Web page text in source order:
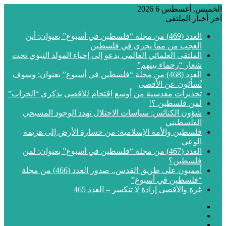
الخميس, أغسطس 6 2026
آخر أخبار الملتقى
العدد (469) من مجلة “فلسطين في أسبوع” بعنوان: أين
العجب من مما يجري في فلسطين
الملتقى العلمائي العالمي يدعو إلى إحياء المولد النبوي تحت
شعار “رحماء بينهم”
العدد (468) من مجلة “فلسطين في أسبوع” بعنوان: وسوف
تُسألون عن الأقصى
تحذيرات مقدسية من أوسع اقتحام للأقصى بذكرى “الخراب”
لمن فلسطين ؟!
شؤون الكنائس: سياسات الاحتلال تهدد الوجود المسيحي
الفلسطيني
فلسطين والأمة الإسلامية: من خسارة الأرض إلى هزيمة
الوعي
العدد (467) من مجلة “فلسطين في أسبوع” بعنوان: لمن
فلسطين؟
أمميون على طريق القدس.. صدور العدد (466) من مجلة
“فلسطين في أسبوع”
غزة والأقصى إرادة لا تنكسر – العدد 465